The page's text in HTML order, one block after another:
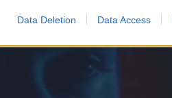
Data Deletion Data Access